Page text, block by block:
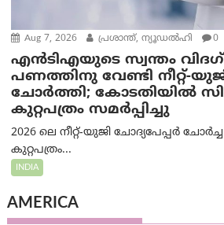
Aug 7, 2026 പ്രശാന്ത്, ന്യൂഡല്‍ഹി 0
എൻ‌ടി‌എയുടെ സ്വന്തം
പണത്തിനു വേണ്ടി നീറ്റ്-
ചോർത്തി; കോടതിയില്‍
കുറ്റപത്രം സമര്‍പ്പിച്ചു
2026 ലെ നീറ്റ്-യുജി ചോദ്യപേപ്പർ
കുറ്റപത്രം...
INDIA
AMERICA